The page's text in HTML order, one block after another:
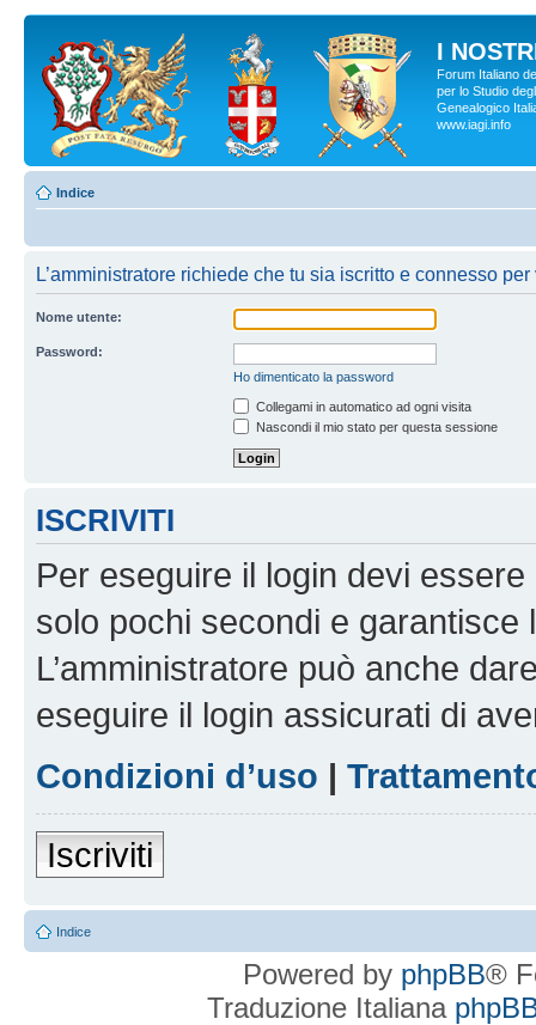
I
Forum Italiano
per lo Studio
Genealogico
www.iagi.info
Indice
L’amministratore richiede che tu sia iscritto e connesso
Nome utente:
Password:
Ho dimenticato la password
Collegami in automatico ad ogni visita
Nascondi il mio stato per questa sessione
ISCRIVITI
Per eseguire il login devi
solo pochi secondi e garantisce
L’amministratore può anche
eseguire il login assicurati di
Condizioni d’uso |
Iscriviti
Indice
Powered by phpBB®
Traduzione Italiana